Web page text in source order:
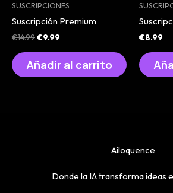
SUSCRIPCIONES
Suscripción Premium
€14.99El
era:
€14.99.
€9.99
es:
€9.99.
Añadir al carrito
€8.99
Ailoquence
Donde la IA transforma ideas